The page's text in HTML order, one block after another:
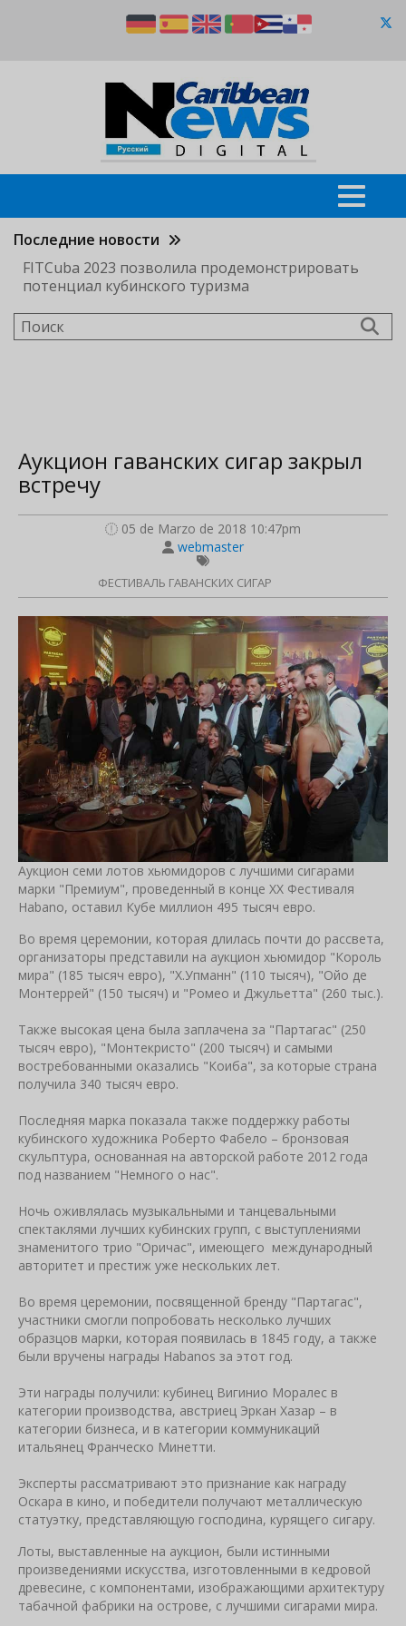
Последние новости
FITCuba 2023 позволила продемонстрировать
потенциал кубинского туризма
Поиск
Аукцион гаванских сигар закрыл
встречу
05 de Marzo de 2018 10:47pm
webmaster
ФЕСТИВАЛЬ ГАВАНСКИХ СИГАР
Аукцион семи лотов хьюмидоров с лучшими сигарами
марки "Премиум", проведенный в конце XX Фестиваля
Habano, оставил Кубе миллион 495 тысяч евро.
Во время церемонии, которая длилась почти до рассвета,
организаторы представили на аукцион хьюмидор "Король
мира" (185 тысяч евро), "Х.Упманн" (110 тысяч), "Ойо де
Монтеррей" (150 тысяч) и "Ромео и Джульетта" (260 тыс.).
Также высокая цена была заплачена за "Партагас" (250
тысяч евро), "Монтекристо" (200 тысяч) и самыми
востребованными оказались "Коиба", за которые страна
получила 340 тысяч евро.
Последняя марка показала также поддержку работы
кубинского художника Роберто Фабело – бронзовая
скульптура, основанная на авторской работе 2012 года
под названием "Немного о нас".
Ночь оживлялась музыкальными и танцевальными
спектаклями лучших кубинских групп, с выступлениями
знаменитого трио "Оричас", имеющего международный
авторитет и престиж уже нескольких лет.
Во время церемонии, посвященной бренду "Партагас",
участники смогли попробовать несколько лучших
образцов марки, которая появилась в 1845 году, а также
были вручены награды Habanos за этот год.
Эти награды получили: кубинец Вигинио Моралес в
категории производства, австриец Эркан Хазар – в
категории бизнеса, и в категории коммуникаций
итальянец Франческо Минетти.
Эксперты рассматривают это признание как награду
Оскара в кино, и победители получают металлическую
статуэтку, представляющую господина, курящего сигару.
Лоты, выставленные на аукцион, были истинными
произведениями искусства, изготовленными в кедровой
древесине, с компонентами, изображающими архитектуру
табачной фабрики на острове, с лучшими сигарами мира.